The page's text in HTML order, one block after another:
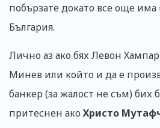
побързате докато все още
България.
Лично аз ако бях Левон
Минев или който и да е
банкер (за жалост не съм) бих
притеснен акоХристо